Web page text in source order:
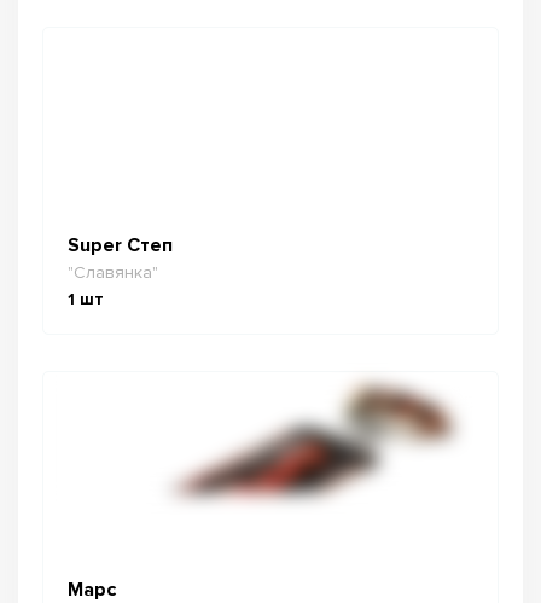
Super Степ
"Славянка"
1 шт
Марс